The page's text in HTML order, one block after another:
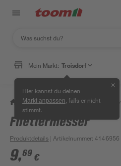
Mein Markt: Troisdorf
Hier kannst du deinen
Markt anpassen , falls er nicht
stimmt.
✕
/ Garten & Freizeit / Tierbedarf /
Filetiermesser
Produktdetails | Artikelnummer:4146956
9,69 €